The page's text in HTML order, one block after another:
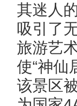
其迷人
吸引了
旅游艺
使“神仙
该景区